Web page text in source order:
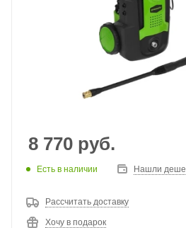
8 770 руб.
Есть в наличии Нашли
Рассчитать доставку
Хочу в подарок